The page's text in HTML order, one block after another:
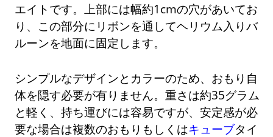
エイトです。上部には幅約1cmの穴があいてお
り、この部分にリボンを通してヘリウム入りバ
ルーンを地面に固定します。
シンプルなデザインとカラーのため、おもり自
体を隠す必要が有りません。重さは約35グラム
と軽く、持ち運びには容易ですが、安定感が必
要な場合は複数のおもりもしくはキューブタイ